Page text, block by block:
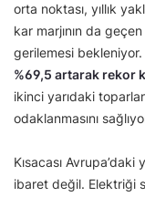
orta noktası, yıllık
kar marjının da
gerilemesi bekleniyor.
%69,5 artarak rekor
ikinci yarıdaki
odaklanmasını
Kısacası Avrupa’daki
ibaret değil. Elektriği